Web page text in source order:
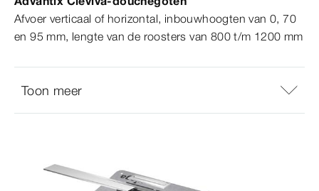
Afvoer verticaal of horizontal, inbouwhoogten van 0, 70
en 95 mm, lengte van de roosters van 800 t/m 1200 mm
Toon meer